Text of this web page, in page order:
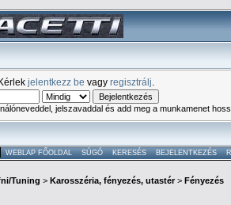
Kérlek jelentkezz be vagy regisztrálj
jelszavaddal és add meg a munkamenet
WEBLAP FŐOLDAL SÚGÓ KERESÉS BEJELENTKEZÉS
Tuning > Karosszéria, fényezés, utastér> Fényezés